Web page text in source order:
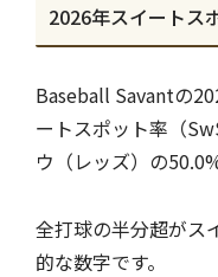
2026年スイートス
Baseball Savantの
ートスポット率（
ウ（レッズ）の
全打球の半分超がス
的な数字です。